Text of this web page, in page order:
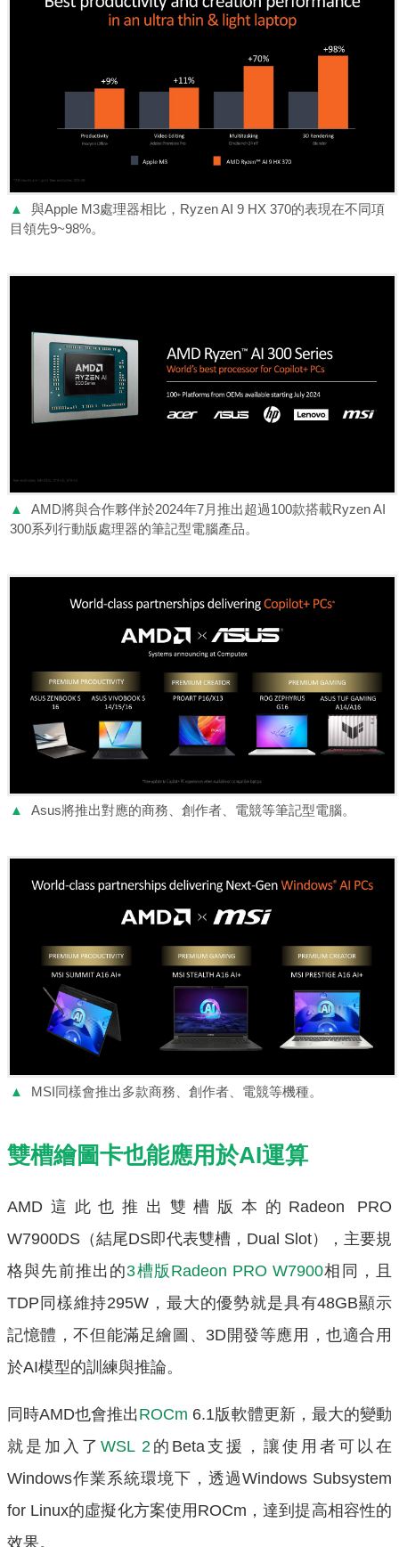
▲
與Apple M3處理器相比，Ryzen AI 9 HX 370的表現在不同項
目領先9~98%。
▲
AMD將與合作夥伴於2024年7月推出超過100款搭載Ryzen AI
300系列行動版處理器的筆記型電腦產品。
▲ Asus將推出對應的商務、創作者、電競等筆記型電腦。
▲ MSI同樣會推出多款商務、創作者、電競等機種。
雙槽繪圖卡也能應用於AI運算
AMD這此也推出雙槽版本的Radeon PRO
W7900DS（結尾DS即代表雙槽，Dual Slot），主要規
格與先前推出的3槽版Radeon PRO W7900相同，且
TDP同樣維持295W，最大的優勢就是具有48GB顯示
記憶體，不但能滿足繪圖、3D開發等應用，也適合用
於AI模型的訓練與推論。
同時AMD也會推出ROCm 6.1版軟體更新，最大的變動
就是加入了 WSL 2 的Beta支援，讓使用者可以在
Windows作業系統環境下，透過Windows Subsystem
for Linux的虛擬化方案使用ROCm，達到提高相容性的
效果。